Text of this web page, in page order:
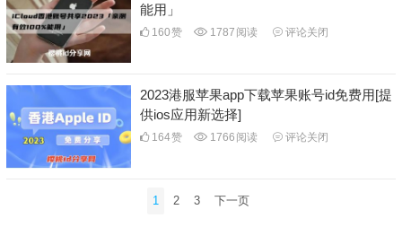
能用」
160赞 1787 阅读 评论关闭
2023港服苹果app下载苹果账号id免费用[提
供ios应用新选择]
164赞 1766 阅读 评论关闭
1 2 3 下一页